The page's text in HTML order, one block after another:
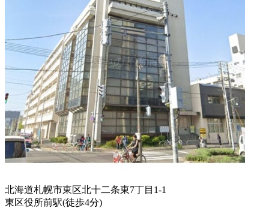
北海道札幌市東区北十二条東7丁目1-1
東区役所前駅(徒歩4分)